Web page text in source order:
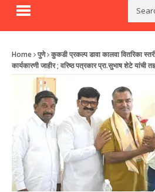
Home पुणे कुकडी प्रकल्प डावा कालवा वितरिका
कार्यकारणी जाहीर ; वरिष्ठ पत्रकार प्रा.सुभाष शेटे यांची